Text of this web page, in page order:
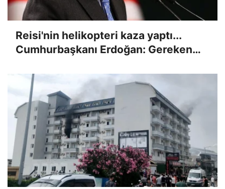
Reisi'nin helikopteri kaza yaptı...
Cumhurbaşkanı Erdoğan: Gereken